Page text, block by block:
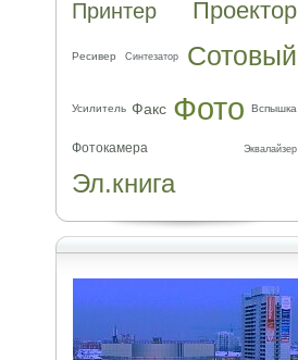
Принтер Проектор
Ресивер Синтезатор Сотовый
Усилитель Факс Фото Вспышка
Фотокамера Эквалайзер
Эл.книга